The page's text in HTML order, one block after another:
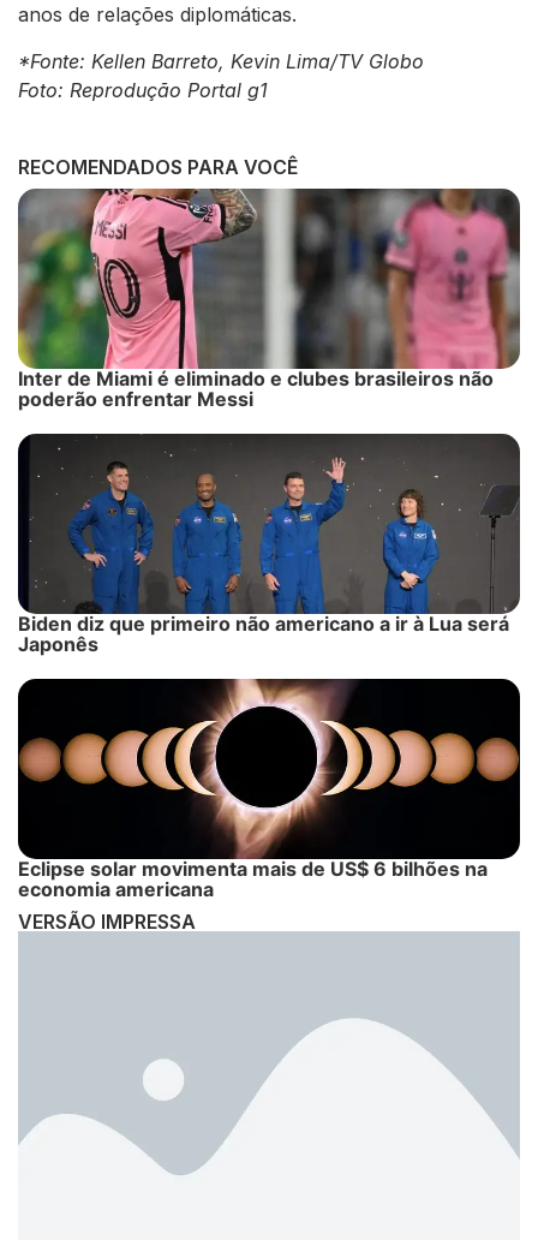
anos de relações diplomáticas.
*Fonte: Kellen Barreto, Kevin Lima/TV Globo
Foto: Reprodução Portal g1
RECOMENDADOS PARA VOCÊ
Inter de Miami é eliminado e clubes brasileiros não
poderão enfrentar Messi
Biden diz que primeiro não americano a ir à Lua será
Japonês
Eclipse solar movimenta mais de US$ 6 bilhões na
economia americana
VERSÃO IMPRESSA